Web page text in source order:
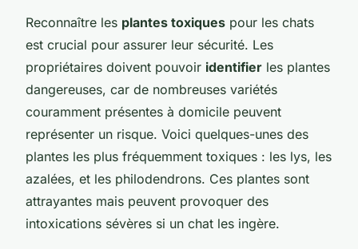
Reconnaître les plantes toxiques pour les chats
est crucial pour assurer leur sécurité. Les
propriétaires doivent pouvoir identifier les plantes
dangereuses, car de nombreuses variétés
couramment présentes à domicile peuvent
représenter un risque. Voici quelques-unes des
plantes les plus fréquemment toxiques : les lys, les
azalées, et les philodendrons. Ces plantes sont
attrayantes mais peuvent provoquer des
intoxications sévères si un chat les ingère.